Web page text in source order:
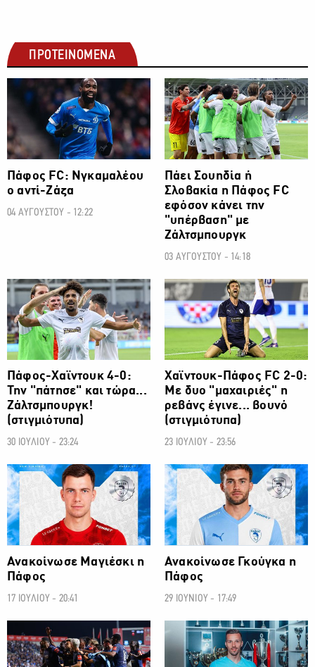
ΠΡΟΤΕΙΝΟΜΕΝΑ
ΠΡΩΤΑΘΛΗΜΑ CYTA
Πάφος FC: Νγκαμαλέου
o αντί-Ζάζα
04 ΑΥΓΟΥΣΤΟΥ - 12:22
ΠΡΩΤΑΘΛΗΜΑ CYTA
Πάει Σουηδία ή
Σλοβακία η Πάφος FC
εφόσον κάνει την
"υπέρβαση" με
Ζάλτσμπουργκ
03 ΑΥΓΟΥΣΤΟΥ - 14:18
ΠΡΩΤΑΘΛΗΜΑ CYTA
Πάφος-Χαϊντουκ 4-0:
Την "πάτησε" και τώρα...
Ζάλτσμπουργκ!
(στιγμιότυπα)
30 ΙΟΥΛΙΟΥ - 23:24
ΠΡΩΤΑΘΛΗΜΑ CYTA
Χαϊντουκ-Πάφος FC 2-0:
Με δυο "μαχαιριές" η
ρεβάνς έγινε... βουνό
(στιγμιότυπα)
23 ΙΟΥΛΙΟΥ - 23:56
ΠΡΩΤΑΘΛΗΜΑ CYTA
Ανακοίνωσε Μαγιέσκι η
Πάφος
17 ΙΟΥΛΙΟΥ - 20:41
ΠΡΩΤΑΘΛΗΜΑ CYTA
Ανακοίνωσε Γκούγκα η
Πάφος
29 ΙΟΥΝΙΟΥ - 17:49
ΠΡΩΤΑΘΛΗΜΑ CYTA ΠΡΩΤΑΘΛΗΜΑ CYTA